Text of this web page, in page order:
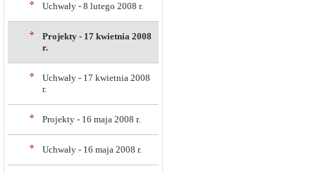
Uchwały - 8 lutego 2008 r.
Projekty - 17 kwietnia 2008
r.
Uchwały - 17 kwietnia 2008
r.
Projekty - 16 maja 2008 r.
Uchwały - 16 maja 2008 r.